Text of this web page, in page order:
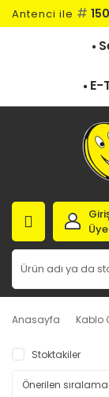
Antenci ile #
E-
Anasayfa Kablo
Stoktakiler